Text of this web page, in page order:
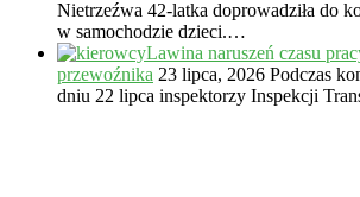
Nietrzeźwa 42-latka doprowadziła do
w samochodzie dzieci.…
Lawina naruszeń czasu
przewoźnika 23 lipca, 2026 Podczas
dniu 22 lipca inspektorzy Inspekcji